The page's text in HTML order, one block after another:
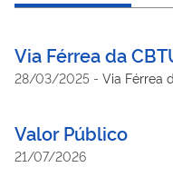
Via Férrea da
28/03/2025 - Via Férrea
Valor Público
21/07/2026